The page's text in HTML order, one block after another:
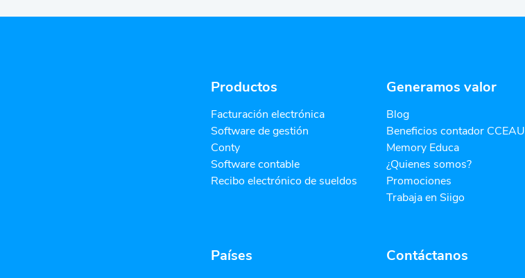
Productos
Facturación electrónica
Software de gestión
Conty
Software contable
Recibo electrónico de sueldos
Generamos valor
Blog
Beneficios contador CCEAU
Memory Educa
¿Quienes somos?
Promociones
Trabaja en Siigo
Países Contáctanos